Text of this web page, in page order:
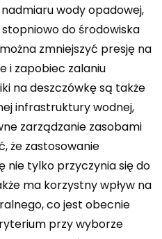
wody opadowej,
do środowiska
zmniejszyć presję na
i zapobiec zalaniu
na deszczówkę są także
infrastruktury wodnej,
zarządzanie zasobami
że zastosowanie
nie tylko przyczynia się do
ma korzystny wpływ na
co jest obecnie
przy wyborze